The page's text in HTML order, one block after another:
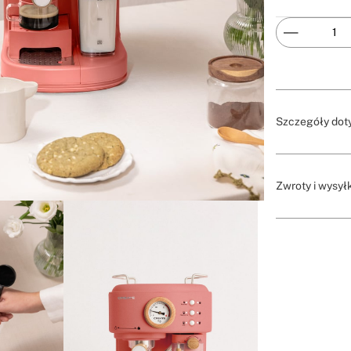
Szczegóły
Zwroty i